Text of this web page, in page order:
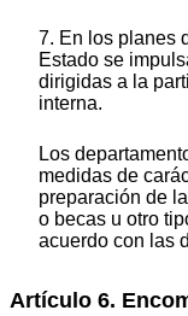
7. En los planes
Estado se
dirigidas a la
interna.
Los
medidas de
preparación de
o becas u otro
acuerdo con las
Artículo 6.